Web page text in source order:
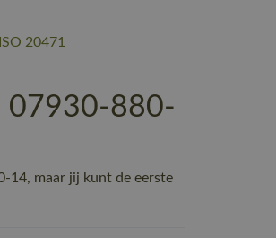
20471
07930-880-
14, maar jij kunt de eerste